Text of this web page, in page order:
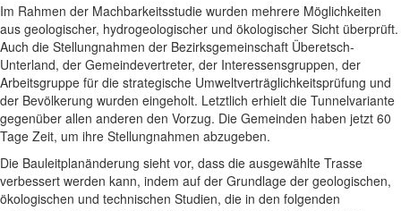
Im Rahmen der Machbarkeitsstudie wurden mehrere Möglichkeiten
aus geologischer, hydrogeologischer und ökologischer Sicht überprüft.
Auch die Stellungnahmen der Bezirksgemeinschaft Überetsch-
Unterland, der Gemeindevertreter, der Interessensgruppen, der
Arbeitsgruppe für die strategische Umweltverträglichkeitsprüfung und
der Bevölkerung wurden eingeholt. Letztlich erhielt die Tunnelvariante
gegenüber allen anderen den Vorzug. Die Gemeinden haben jetzt 60
Tage Zeit, um ihre Stellungnahmen abzugeben.
Die Bauleitplanänderung sieht vor, dass die ausgewählte Trasse
verbessert werden kann, indem auf der Grundlage der geologischen,
ökologischen und technischen Studien, die in den folgenden